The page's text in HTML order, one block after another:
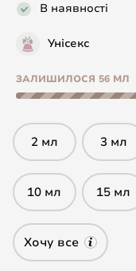
В наявності
Унісекс
ЗАЛИШИЛОСЯ 56 МЛ
2 мл 3 мл
10 мл 15 мл
Хочу все